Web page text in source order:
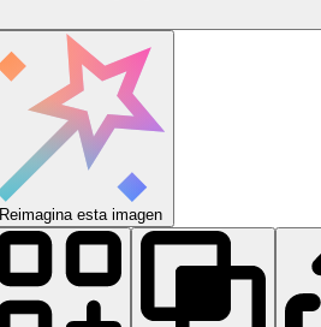
Reimagina esta imagen